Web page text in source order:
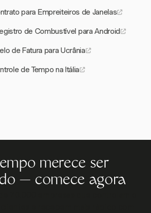
para Empreiteiros de Janelas
de Combustível para Android
de Fatura para Ucrânia
de Tempo na Itália
merece ser
— comece agora